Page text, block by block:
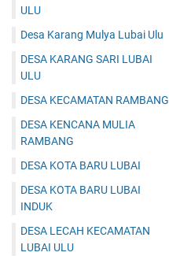
ULU
Desa Karang Mulya Lubai Ulu
DESA KARANG SARI LUBAI
ULU
DESA KECAMATAN RAMBANG
DESA KENCANA MULIA
RAMBANG
DESA KOTA BARU LUBAI
DESA KOTA BARU LUBAI
INDUK
DESA LECAH KECAMATAN
LUBAI ULU